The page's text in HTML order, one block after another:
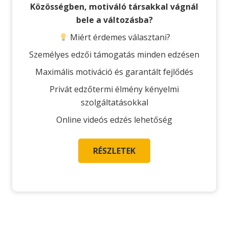
Közösségben, motiváló társakkal vágnál
bele a változásba?
Miért érdemes választani?
Személyes edzői támogatás minden edzésen
Maximális motiváció és garantált fejlődés
Privát edzőtermi élmény kényelmi
szolgáltatásokkal
Online videós edzés lehetőség
RÉSZLETEK